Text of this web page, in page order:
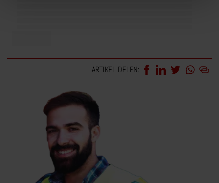
ARTIKEL DELEN: